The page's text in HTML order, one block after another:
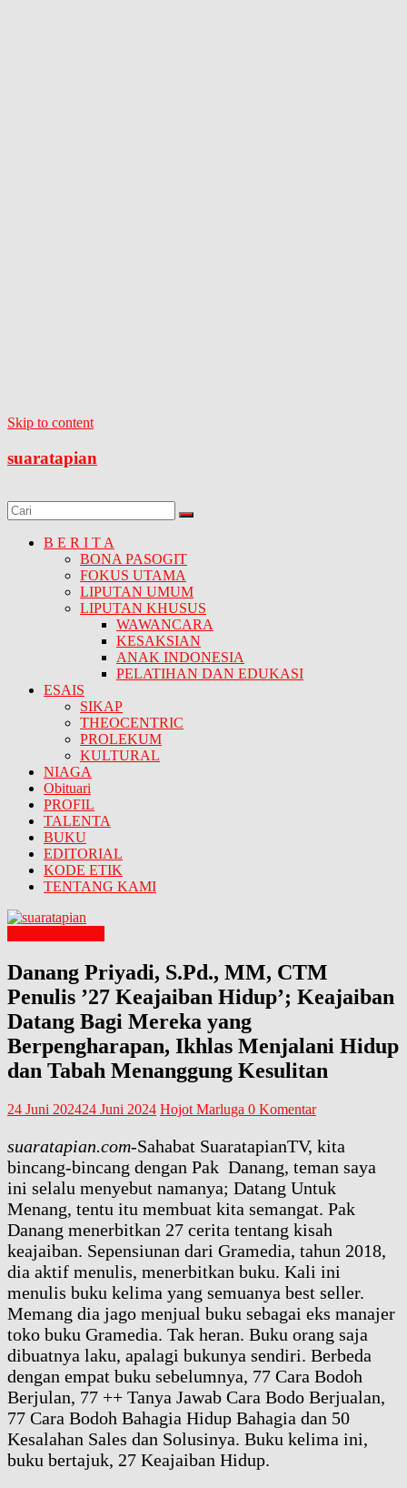
Skip to content
suaratapian
B E R I T A
BONA PASOGIT
FOKUS UTAMA
LIPUTAN UMUM
LIPUTAN KHUSUS
WAWANCARA
KESAKSIAN
ANAK INDONESIA
PELATIHAN DAN EDUKASI
ESAIS
SIKAP
THEOCENTRIC
PROLEKUM
KULTURAL
NIAGA
Obituari
PROFIL
TALENTA
BUKU
EDITORIAL
KODE ETIK
TENTANG KAMI
Danang Priyadi, S.Pd., MM, CTM
Penulis ’27 Keajaiban Hidup’; Keajaiban
Datang Bagi Mereka yang
Berpengharapan, Ikhlas Menjalani Hidup
dan Tabah Menanggung Kesulitan
24 Juni 202424 Juni 2024 Hojot Marluga 0 Komentar
suaratapian.com-Sahabat SuaratapianTV, kita
bincang-bincang dengan Pak Danang, teman saya
ini selalu menyebut namanya; Datang Untuk
Menang, tentu itu membuat kita semangat. Pak
Danang menerbitkan 27 cerita tentang kisah
keajaiban. Sepensiunan dari Gramedia, tahun 2018,
dia aktif menulis, menerbitkan buku. Kali ini
menulis buku kelima yang semuanya best seller.
Memang dia jago menjual buku sebagai eks manajer
toko buku Gramedia. Tak heran. Buku orang saja
dibuatnya laku, apalagi bukunya sendiri. Berbeda
dengan empat buku sebelumnya, 77 Cara Bodoh
Berjulan, 77 ++ Tanya Jawab Cara Bodo Berjualan,
77 Cara Bodoh Bahagia Hidup Bahagia dan 50
Kesalahan Sales dan Solusinya. Buku kelima ini,
buku bertajuk, 27 Keajaiban Hidup.